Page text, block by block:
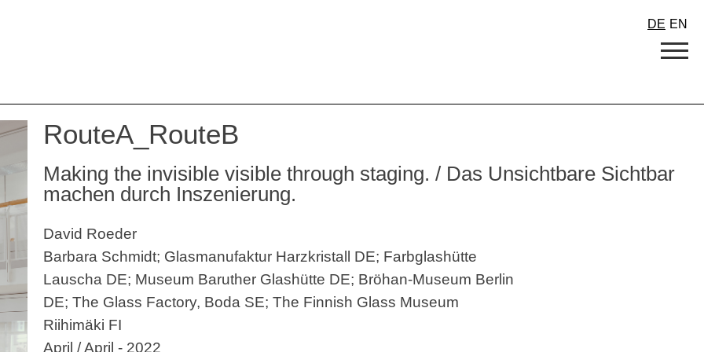
DE EN
RouteA_RouteB
Making the invisible visible through staging. / Das Unsichtbare Sichtbar
machen durch Inszenierung.
David Roeder
Barbara Schmidt; Glasmanufaktur Harzkristall DE; Farbglashütte
Lauscha DE; Museum Baruther Glashütte DE; Bröhan-Museum Berlin
DE; The Glass Factory, Boda SE; The Finnish Glass Museum
Riihimäki FI
April / April - 2022